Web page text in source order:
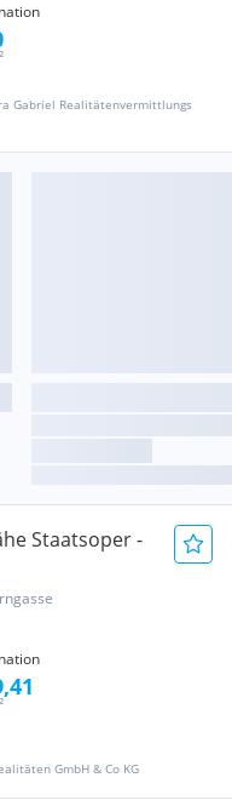
Gabriel Realitätenvermittlungs
Staatsoper -
GmbH & Co KG